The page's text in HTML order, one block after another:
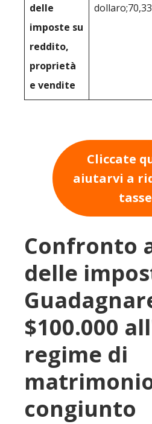
delle
imposte su
reddito,
proprietà
e vendite
Cliccate
aiutarvi a
tasse
Confronto
delle
$100.000
regime di
congiunto